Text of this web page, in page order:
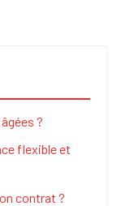
?
flexible et
contrat ?